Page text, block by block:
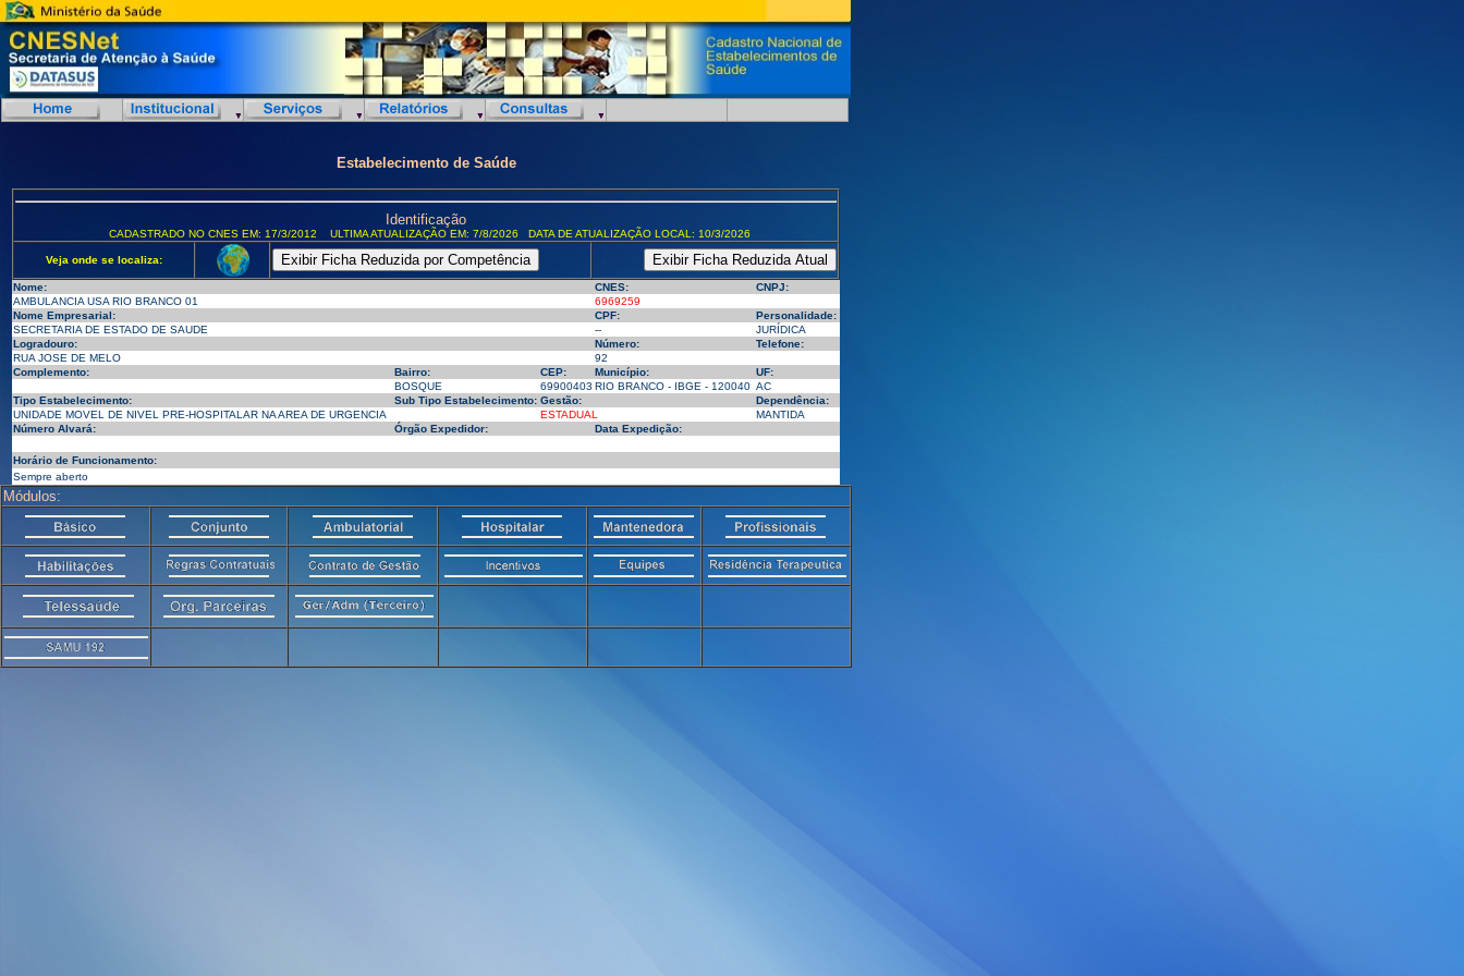
Estabelecimento de Saúde
Identificação
CADASTRADO NO CNES EM: 17/3/2012 ULTIMA ATUALIZAÇÃO EM: 7/8/2026 DATA DE ATUALIZAÇÃO LOCAL: 10/3/2026
Veja onde se localiza:
Nome: CNES:
CNPJ:
AMBULANCIA USA RIO BRANCO 01
6969259
Nome Empresarial:
CPF:
Personalidade:
SECRETARIA DE ESTADO DE SAUDE
--
JURÍDICA
Logradouro:
Número:
Telefone:
RUA JOSE DE MELO
92
Complemento:
Bairro: CEP: Município:
UF:
BOSQUE
69900403 RIO BRANCO - IBGE - 120040 AC
Tipo Estabelecimento:
Sub Tipo Estabelecimento: Gestão:
Dependência:
UNIDADE MOVEL DE NIVEL PRE-HOSPITALAR NA AREA DE URGENCIA
ESTADUAL
MANTIDA
Número Alvará:
Órgão Expedidor: Data Expedição:
Horário de Funcionamento:
Sempre aberto
Módulos: